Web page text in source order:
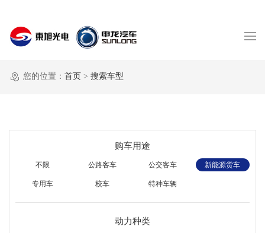
您的位置： 首页 > 搜索车型
购车用途
不限 公路客车 公交客车 新能源货车
专用车 校车 特种车辆
动力种类